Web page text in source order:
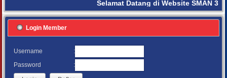
Selamat Datang di Website SMAN 3
Login Member
Username
:
Password
: